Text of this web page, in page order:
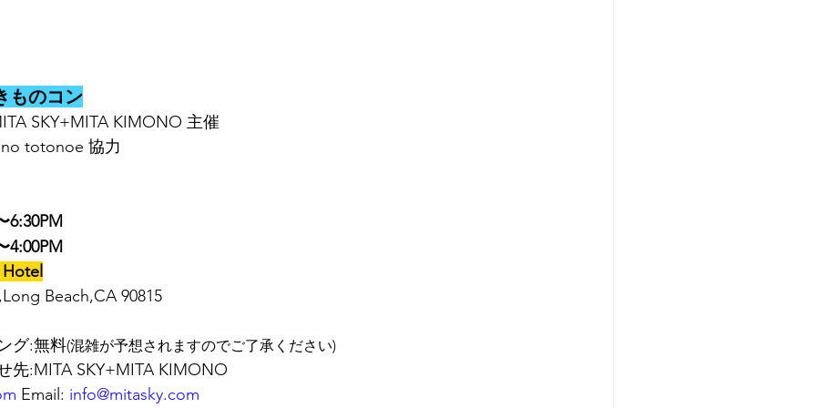
ものコン
SKY+MITA KIMONO 主催
totonoe 協力
6:30PM
4:00PM
Beach,CA 90815
グ:無料(混雑が予想されますのでご了承ください)
先:MITA SKY+MITA KIMONO
Email: info@mitasky.com